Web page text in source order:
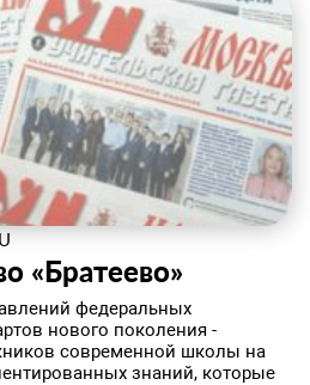
«Братеево»
федеральных
нового поколения -
современной школы на
знаний, которые